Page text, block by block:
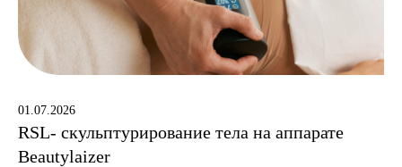
01.07.2026
RSL- скульптурирование тела на аппарате
Beautylaizer